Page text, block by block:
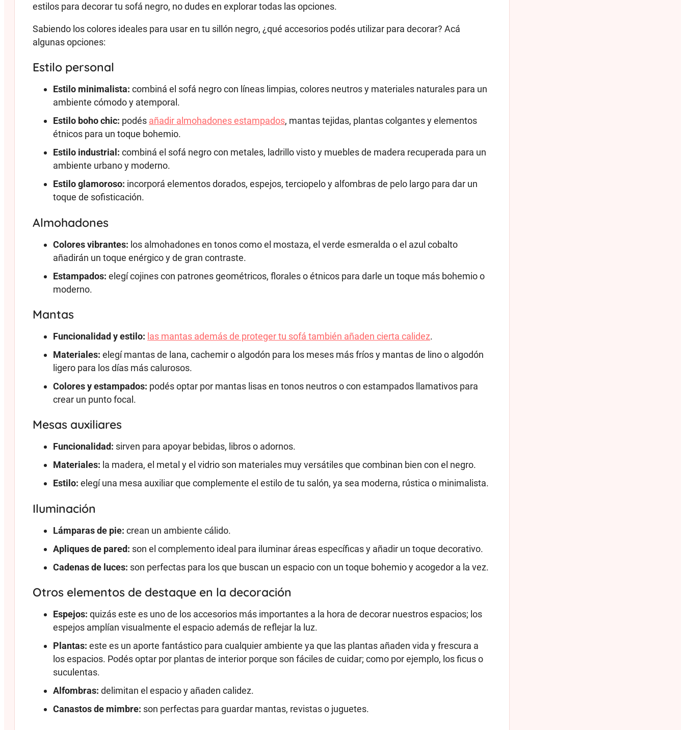
estilos para decorar tu sofá negro, no dudes en explorar todas las opciones.
Sabiendo los colores ideales para usar en tu sillón negro, ¿qué accesorios podés utilizar para decorar? Acá
algunas opciones:
Estilo personal
Estilo minimalista: combiná el sofá negro con líneas limpias, colores neutros y materiales naturales para un
ambiente cómodo y atemporal.
Estilo boho chic: podés añadir almohadones estampados, mantas tejidas, plantas colgantes y elementos
étnicos para un toque bohemio.
Estilo industrial: combiná el sofá negro con metales, ladrillo visto y muebles de madera recuperada para un
ambiente urbano y moderno.
Estilo glamoroso: incorporá elementos dorados, espejos, terciopelo y alfombras de pelo largo para dar un
toque de sofisticación.
Almohadones
Colores vibrantes: los almohadones en tonos como el mostaza, el verde esmeralda o el azul cobalto
añadirán un toque enérgico y de gran contraste.
Estampados: elegí cojines con patrones geométricos, florales o étnicos para darle un toque más bohemio o
moderno.
Mantas
Funcionalidad y estilo: las mantas además de proteger tu sofá también añaden cierta calidez.
Materiales: elegí mantas de lana, cachemir o algodón para los meses más fríos y mantas de lino o algodón
ligero para los días más calurosos.
Colores y estampados: podés optar por mantas lisas en tonos neutros o con estampados llamativos para
crear un punto focal.
Mesas auxiliares
Funcionalidad: sirven para apoyar bebidas, libros o adornos.
Materiales: la madera, el metal y el vidrio son materiales muy versátiles que combinan bien con el negro.
Estilo: elegí una mesa auxiliar que complemente el estilo de tu salón, ya sea moderna, rústica o minimalista.
Iluminación
Lámparas de pie: crean un ambiente cálido.
Apliques de pared: son el complemento ideal para iluminar áreas específicas y añadir un toque decorativo.
Cadenas de luces: son perfectas para los que buscan un espacio con un toque bohemio y acogedor a la vez.
Otros elementos de destaque en la decoración
Espejos: quizás este es uno de los accesorios más importantes a la hora de decorar nuestros espacios; los
espejos amplían visualmente el espacio además de reflejar la luz.
Plantas: este es un aporte fantástico para cualquier ambiente ya que las plantas añaden vida y frescura a
los espacios. Podés optar por plantas de interior porque son fáciles de cuidar; como por ejemplo, los ficus o
suculentas.
Alfombras: delimitan el espacio y añaden calidez.
Canastos de mimbre: son perfectas para guardar mantas, revistas o juguetes.